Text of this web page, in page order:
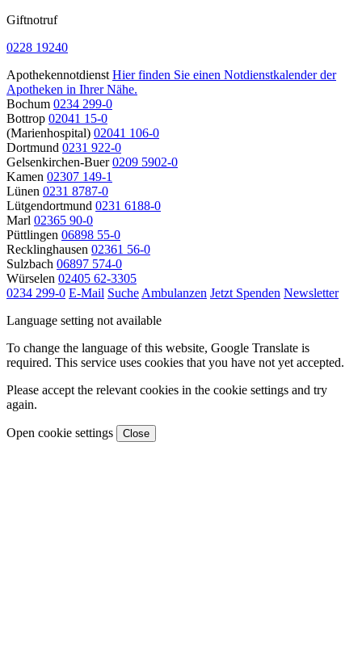
Giftnotruf
0228 19240
Apothekennotdienst Hier finden Sie einen Notdienstkalender der
Apotheken in Ihrer Nähe.
Bochum 0234 299-0
Bottrop 02041 15-0
(Marienhospital) 02041 106-0
Dortmund 0231 922-0
Gelsenkirchen-Buer 0209 5902-0
Kamen 02307 149-1
Lünen 0231 8787-0
Lütgendortmund 0231 6188-0
Marl 02365 90-0
Püttlingen 06898 55-0
Recklinghausen 02361 56-0
Sulzbach 06897 574-0
Würselen 02405 62-3305
0234 299-0 E-Mail Suche Ambulanzen Jetzt Spenden Newsletter
Language setting not available
To change the language of this website, Google Translate is
required. This service uses cookies that you have not yet accepted.
Please accept the relevant cookies in the cookie settings and try
again.
Open cookie settings Close